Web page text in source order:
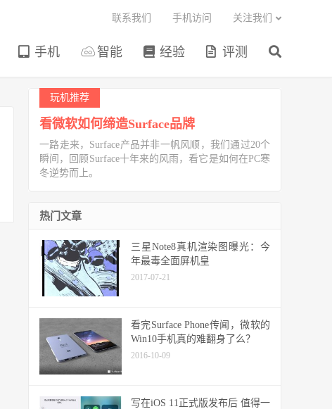
手机 智能 经验 评测
联系我们 手机访问 关注我们
玩机推荐
看微软如何缔造Surface品牌
一路走来，Surface产品并非一帆风顺，我们通过20个
瞬间，回顾Surface十年来的风雨，看它是如何在PC寒
冬逆势而上。
热门文章
三星Note8真机渲染图曝光：今
年最毒全面屏机皇
2017-07-21
看完Surface Phone传闻，微软的
Win10手机真的难翻身了么？
2016-10-09
写在iOS 11正式版发布后 值得一